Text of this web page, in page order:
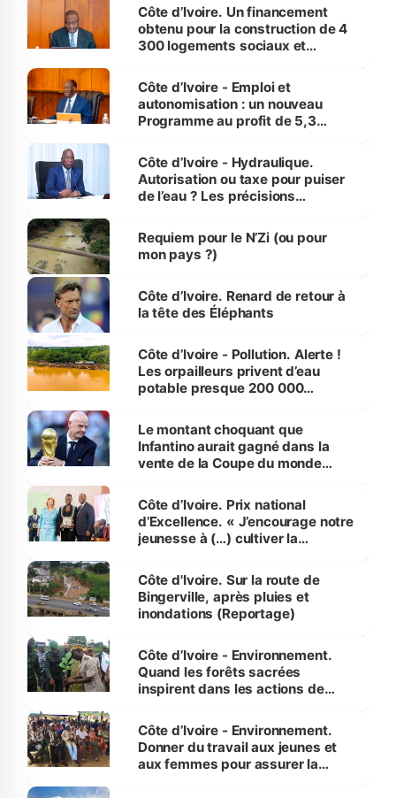
Côte d’Ivoire. Un financement
obtenu pour la construction de 4
300 logements sociaux et
et Yamoussoukro
Côte d’Ivoire - Emploi et
autonomisation : un nouveau
Programme au profit de 5,3
Côte d’Ivoire - Hydraulique.
Autorisation ou taxe pour puiser
de l’eau ? Les précisions
Requiem pour le N’Zi (ou pour
mon pays ?)
Côte d’Ivoire. Renard de retour à
la tête des Éléphants
Côte d’Ivoire - Pollution. Alerte !
Les orpailleurs privent d’eau
potable presque 200 000
Le montant choquant que
Infantino aurait gagné dans la
vente de la Coupe du monde
Côte d’Ivoire. Prix national
d’Excellence. « J’encourage notre
jeunesse à (…) cultiver la
(Alassane Ouattara
Côte d'Ivoire. Sur la route de
Bingerville, après pluies et
inondations (Reportage)
Côte d’Ivoire - Environnement.
Quand les forêts sacrées
inspirent dans les actions de
Côte d’Ivoire - Environnement.
Donner du travail aux jeunes et
aux femmes pour assurer la